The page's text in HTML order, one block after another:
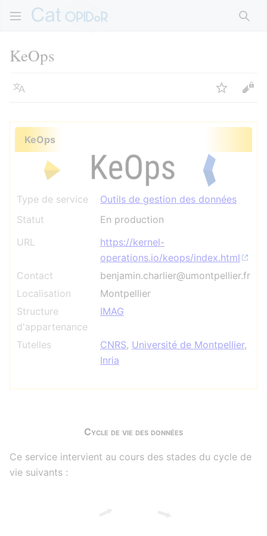
KeOps
Langue Suivre
KeOps
Type de service
Outils de gestion des données
Statut
En production
URL
https://kernel-
operations.io/keops/index.html
Contact
benjamin.charlier@umontpellier.fr
Localisation
Montpellier
Structure
d'appartenance
IMAG
Tutelles CNRS, Université de Montpellier,
Inria
Cycle de vie des données
Ce service intervient au cours des stades du cycle de
vie suivants :